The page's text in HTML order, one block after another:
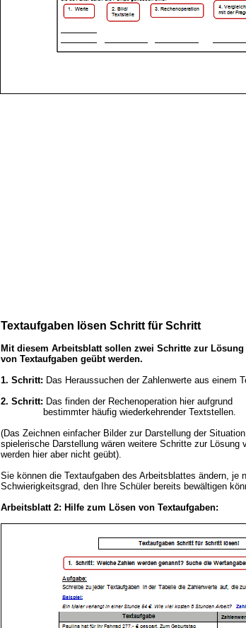
Textaufgaben lösen Schritt für Schritt
Mit diesem Arbeitsblatt sollen zwei Schritte zur Lösung
von Textaufgaben geübt werden.
1. Schritt: Das Heraussuchen der Zahlenwerte aus einem
2. Schritt: Das finden der Rechenoperation hier aufgrund
bestimmter häufig wiederkehrender Textstellen.
(Das Zeichnen einfacher Bilder zur Darstellung der
spielerische Darstellung wären weitere Schritte zur Lösung
werden hier aber nicht geübt).
Sie können die Textaufgaben des Arbeitsblattes ändern, je
Schwierigkeitsgrad, den Ihre Schüler bereits bewältigen
Arbeitsblatt 2: Hilfe zum Lösen von Textaufgaben: